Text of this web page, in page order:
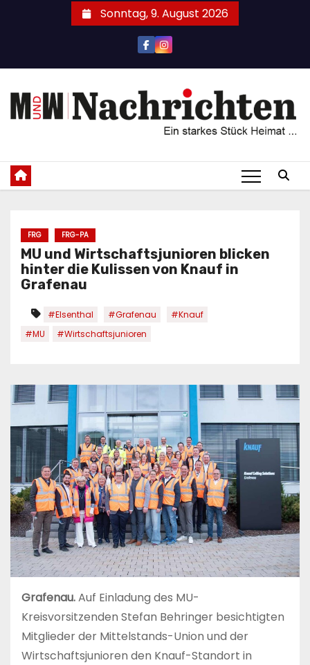
Sonntag, 9. August 2026
FRG FRG-PA
MU und Wirtschaftsjunioren blicken
hinter die Kulissen von Knauf in
Grafenau
#Elsenthal #Grafenau
#Knauf
#MU
#Wirtschaftsjunioren
Grafenau.Auf Einladung des MU-
Kreisvorsitzenden Stefan Behringer besichtigten
Mitglieder der Mittelstands-Union und der
Wirtschaftsjunioren den Knauf-Standort in